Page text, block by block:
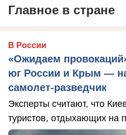
Главное в стране
В России
«Ожидаем
юг России и Крым —
самолет-разведчик
Эксперты считают, что
туристов, отдыхающих на